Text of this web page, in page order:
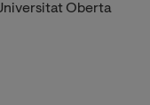
Oberta